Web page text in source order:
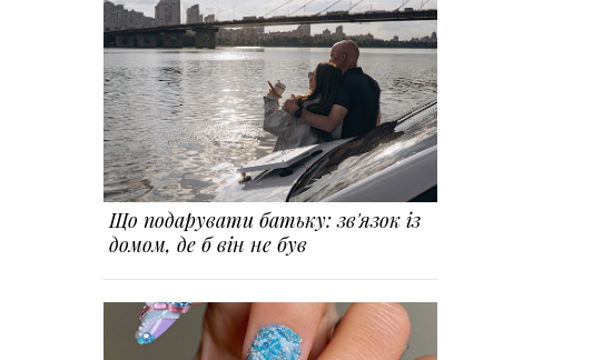
Що подарувати батьку: зв'язок із
домом, де б він не був